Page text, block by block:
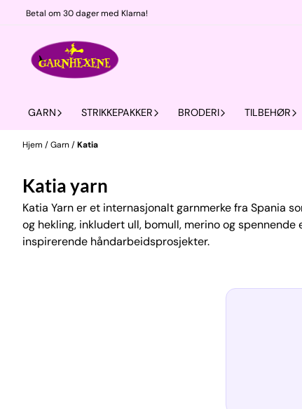
Hopp til innhold
Betal om 30 dager med Klarna!
GARN STRIKKEPAKKER BRODERI TILBEHØR
Hjem /Garn/Katia
Katia yarn
Katia Yarn er et internasjonalt garnmerke fra Spania
og hekling, inkludert ull, bomull, merino og
inspirerende håndarbeidsprosjekter.